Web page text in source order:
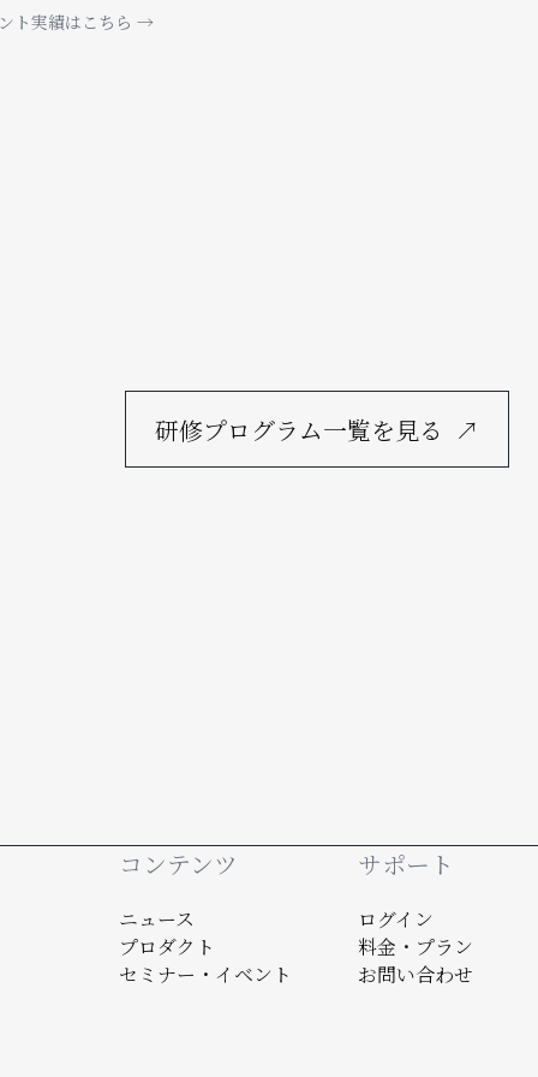
ト実績はこちら →
研修プログラム一覧を見る
Footer
コンテンツ
ニュース
プロダクト
セミナー・イベント
サポート
ログイン
料金・プラン
お問い合わせ